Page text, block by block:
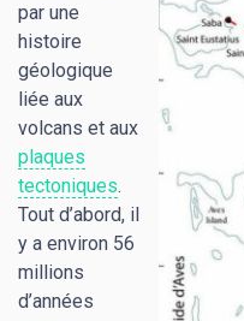
par une
histoire
géologique
liée aux
volcans et aux
plaques
tectoniques.
Tout d’abord, il
y a environ 56
millions
d’années